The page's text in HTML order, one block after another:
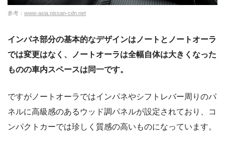
参考： www-asia.nissan-cdn.net
インパネ部分の基本的なデザインはノートとノートオーラ
では変更はなく、ノートオーラは全幅自体は大きくなった
ものの車内スペースは同一です。
ですがノートオーラではインパネやシフトレバー周りのパ
ネルに高級感のあるウッド調パネルが設定されており、コ
ンパクトカーでは珍しく質感の高いものになっています。